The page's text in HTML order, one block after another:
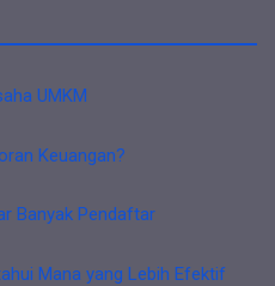
UMKM
Keuangan?
Banyak Pendaftar
Mana yang Lebih Efektif